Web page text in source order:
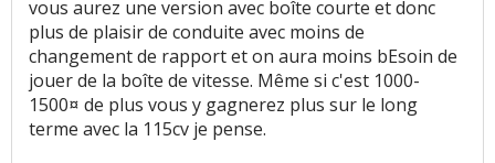
vous aurez une version avec boîte courte et donc
plus de plaisir de conduite avec moins de
changement de rapport et on aura moins bEsoin de
jouer de la boîte de vitesse. Même si c'est 1000-
1500¤ de plus vous y gagnerez plus sur le long
terme avec la 115cv je pense.